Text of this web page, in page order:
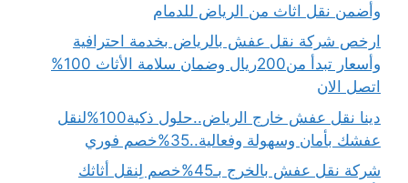
وأضمن نقل اثاث من الرياض للدمام
ارخص شركة نقل عفش بالرياض بخدمة احترافية
وأسعار تبدأ من200ريال وضمان سلامة الأثاث 100%
اتصل الان
دينا نقل عفش خارج الرياض..حلول ذكية100%لنقل
عفشك بأمان وسهولة وفعالية..35%خصم فوري
شركة نقل عفش بالخرج بـ45%خصم لِنقل أثاثك